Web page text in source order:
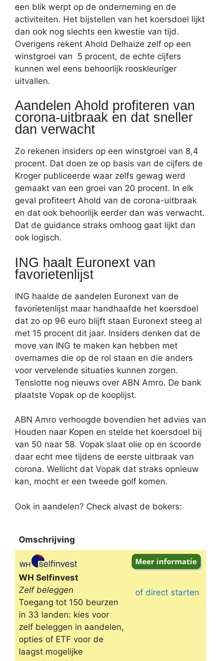
een blik werpt op de onderneming en de
activiteiten. Het bijstellen van het koersdoel lijkt
dan ook nog slechts een kwestie van tijd.
Overigens rekent Ahold Delhaize zelf op een
winstgroei van 5 procent, de echte cijfers
kunnen wel eens behoorlijk rooskleuriger
uitvallen.
Aandelen Ahold profiteren van
corona-uitbraak en dat sneller
dan verwacht
Zo rekenen insiders op een winstgroei van 8,4
procent. Dat doen ze op basis van de cijfers de
Kroger publiceerde waar zelfs gewag werd
gemaakt van een groei van 20 procent. In elk
geval profiteert Ahold van de corona-uitbraak
en dat ook behoorlijk eerder dan was verwacht.
Dat de guidance straks omhoog gaat lijkt dan
ook logisch.
ING haalt Euronext van
favorietenlijst
ING haalde de aandelen Euronext van de
favorietenlijst maar handhaafde het koersdoel
dat zo op 96 euro blijft staan Euronext steeg al
met 15 procent dit jaar. Insiders denken dat de
move van ING te maken kan hebben met
overnames die op de rol staan en die anders
voor vervelende situaties kunnen zorgen.
Tenslotte nog nieuws over ABN Amro. De bank
plaatste Vopak op de kooplijst.
ABN Amro verhoogde bovendien het advies van
Houden naar Kopen en stelde het koersdoel bij
van 50 naar 58. Vopak slaat olie op en scoorde
daar echt mee tijdens de eerste uitbraak van
corona. Wellicht dat Vopak dat straks opnieuw
kan, mocht er een tweede golf komen.
Ook in aandelen? Check alvast de bokers:
Omschrijving
Omschrijving
WH Selfinvest
Zelf beleggen
Toegang tot 150 beurzen
in 33 landen: kies voor
zelf beleggen in aandelen,
opties of ETF voor de
laagst mogelijke
of direct starten